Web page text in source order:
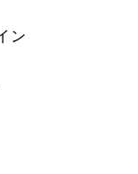
（税抜価格 ￥
（税抜価格 ￥
ン